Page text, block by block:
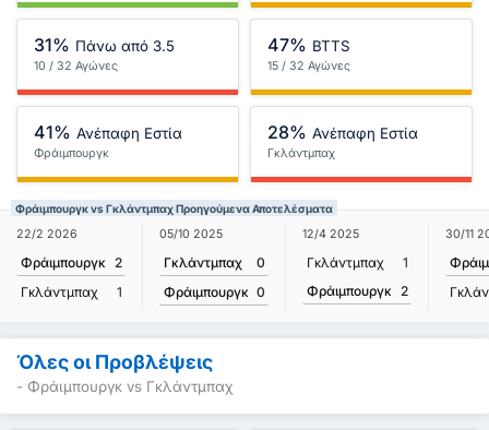
31% Πάνω από 3.5
10 / 32 Αγώνες
47% BTTS
15 / 32 Αγώνες
41% Ανέπαφη Εστία
Φράιμπουργκ
28% Ανέπαφη Εστία
Γκλάντμπαχ
Φράιμπουργκ vs Γκλάντμπαχ Προηγούμενα Αποτελέσματα
22/2 2026
Φράιμπουργκ 2
Γκλάντμπαχ
1
05/10 2025
Γκλάντμπαχ
0
Φράιμπουργκ 0
12/4 2025
Γκλάντμπαχ
1
Φράιμπουργκ 2
30/11
Όλες οι Προβλέψεις
- Φράιμπουργκ vs Γκλάντμπαχ